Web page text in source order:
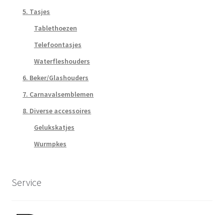
5. Tasjes
Tablethoezen
Telefoontasjes
Waterfleshouders
6. Beker/Glashouders
7. Carnavalsemblemen
8. Diverse accessoires
Gelukskatjes
Wurmpkes
Service